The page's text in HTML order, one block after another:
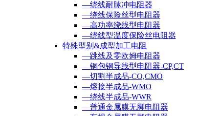
—绕线耐脉冲电阻器
—绕线保险丝型电阻器
—高功率绕线型电阻器
—绕线型温度保险丝电阻器
特殊型别&成型加工电阻
—跳线及零欧姆电阻器
—铜包钢导线型电阻器-CP,CT
—切割半成品-CO,CMO
—熔接半成品-WMO
—绕线半成品-WWR
—普通金属膜无脚电阻器